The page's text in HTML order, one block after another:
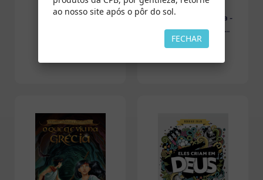
Sentido Único
Vida nova em Roma -
Coleção: Grandes ...
ao nosso site após o pôr do sol.
FECHAR